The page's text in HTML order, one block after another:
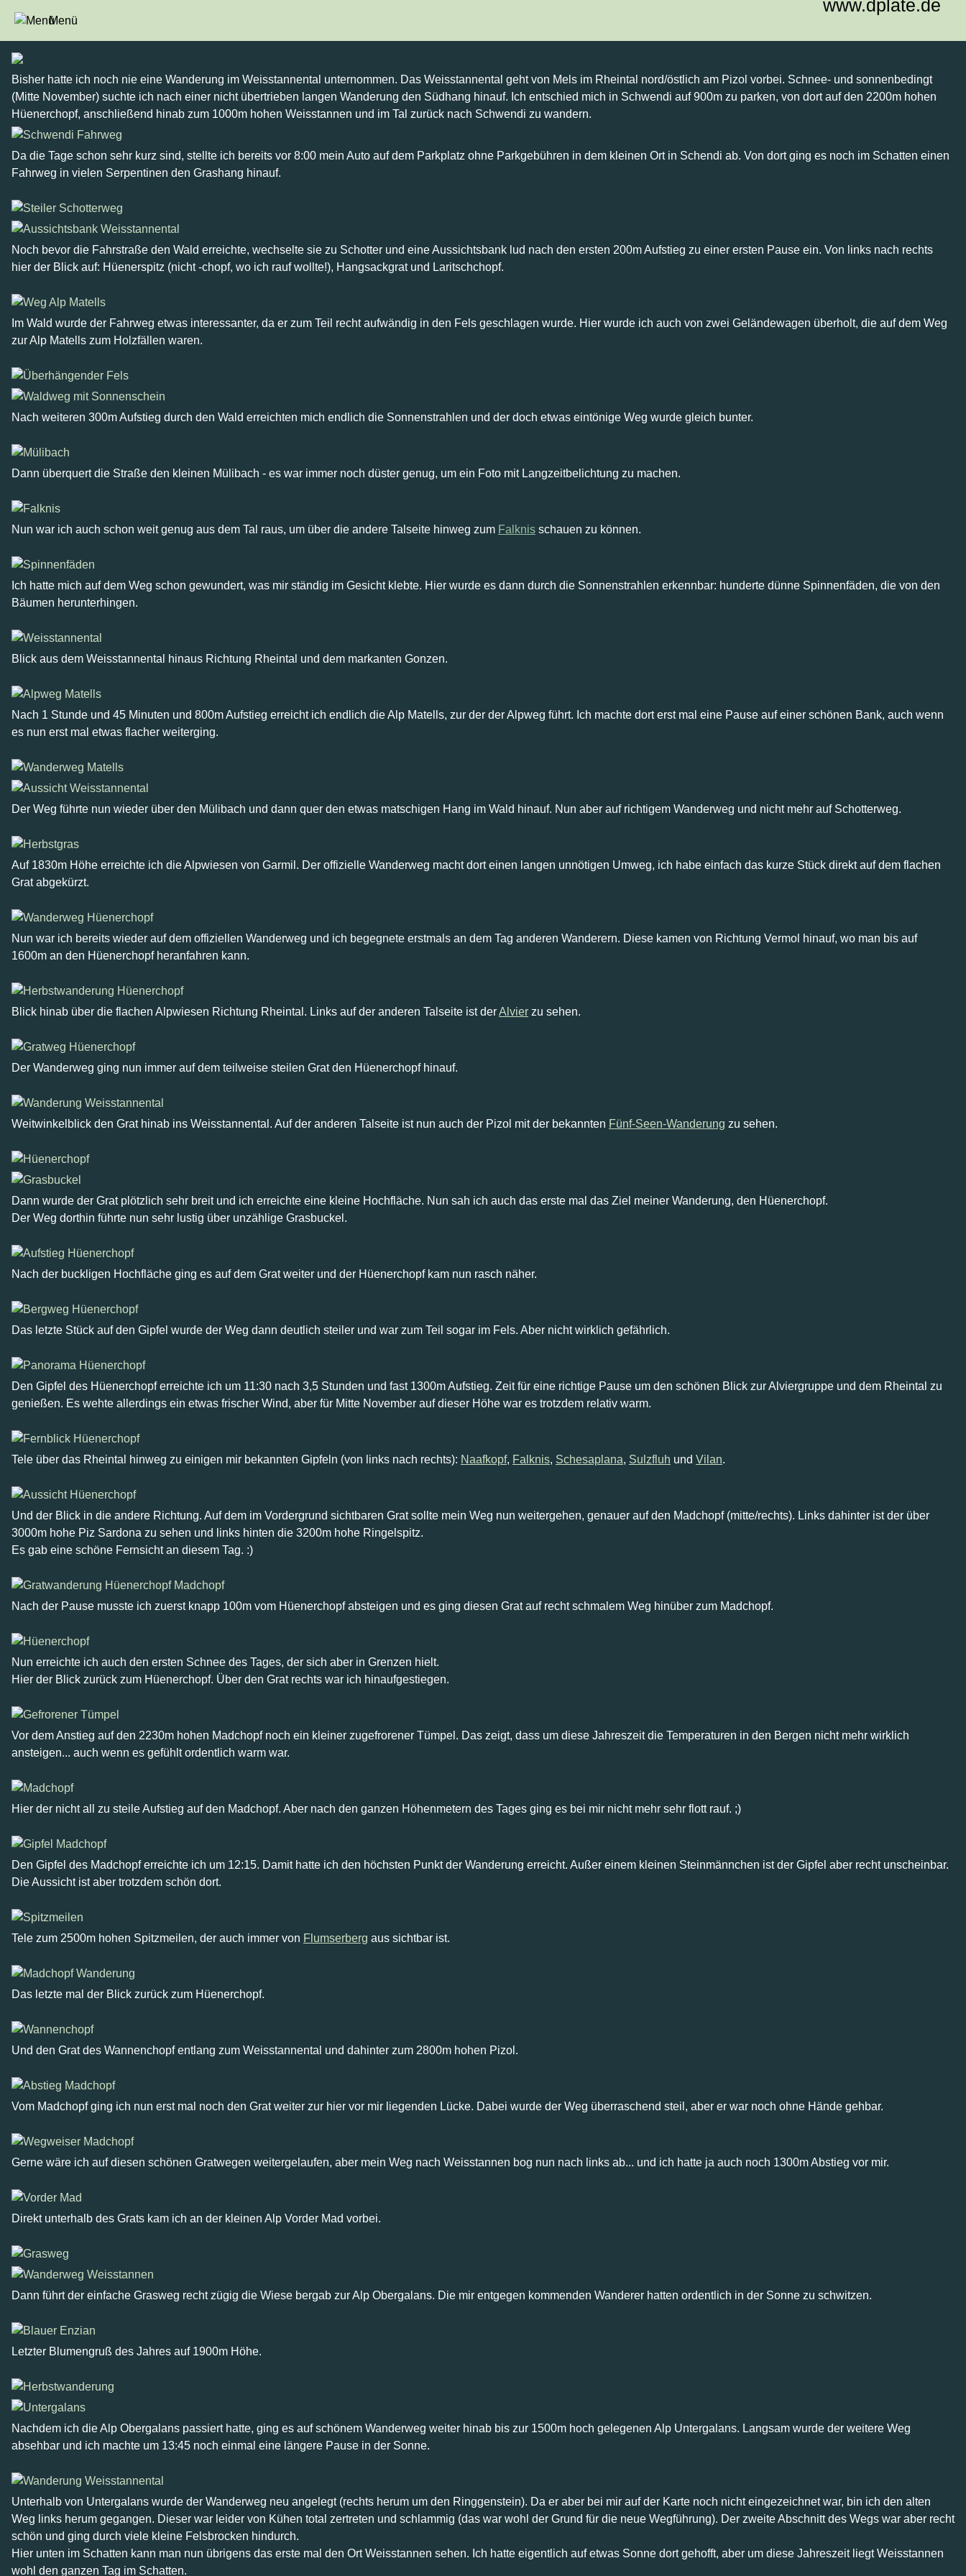
Weisstannental - Hüenerchopf 14.11.2020
Bisher hatte ich noch nie eine Wanderung im Weisstannental unternommen. Das Weisstannental geht von Mels im Rheintal nord/östlich am Pizol vorbei. Schnee- und sonnenbedingt
(Mitte November) suchte ich nach einer nicht übertrieben langen Wanderung den Südhang hinauf. Ich entschied mich in Schwendi auf 900m zu parken, von dort auf den 2200m hohen
Hüenerchopf, anschließend hinab zum 1000m hohen Weisstannen und im Tal zurück nach Schwendi zu wandern.
Da die Tage schon sehr kurz sind, stellte ich bereits vor 8:00 mein Auto auf dem Parkplatz ohne Parkgebühren in dem kleinen Ort in Schendi ab. Von dort ging es noch im Schatten einen
Fahrweg in vielen Serpentinen den Grashang hinauf.
Noch bevor die Fahrstraße den Wald erreichte, wechselte sie zu Schotter und eine Aussichtsbank lud nach den ersten 200m Aufstieg zu einer ersten Pause ein. Von links nach rechts
hier der Blick auf: Hüenerspitz (nicht-chopf, wo ich rauf wollte!), Hangsackgrat und Laritschchopf.
Im Wald wurde der Fahrweg etwas interessanter, da er zum Teil recht aufwändig in den Fels geschlagen wurde. Hier wurde ich auch von zwei Geländewagen überholt, die auf dem Weg
zur Alp Matells zum Holzfällen waren.
Nach weiteren 300m Aufstieg durch den Wald erreichten mich endlich die Sonnenstrahlen und der doch etwas eintönige Weg wurde gleich bunter.
Dann überquert die Straße den kleinen Mülibach - es war immer noch düster genug, um ein Foto mit Langzeitbelichtung zu machen.
Nun war ich auch schon weit genug aus dem Tal raus, um über die andere Talseite hinweg zum Falknis schauen zu können.
Ich hatte mich auf dem Weg schon gewundert, was mir ständig im Gesicht klebte. Hier wurde es dann durch die Sonnenstrahlen erkennbar: hunderte dünne Spinnenfäden, die von den
Bäumen herunterhingen.
Blick aus dem Weisstannental hinaus Richtung Rheintal und dem markanten Gonzen.
Nach 1 Stunde und 45 Minuten und 800m Aufstieg erreicht ich endlich die Alp Matells, zur der der Alpweg führt. Ich machte dort erst mal eine Pause auf einer schönen Bank, auch wenn
es nun erst mal etwas flacher weiterging.
Der Weg führte nun wieder über den Mülibach und dann quer den etwas matschigen Hang im Wald hinauf. Nun aber auf richtigem Wanderweg und nicht mehr auf Schotterweg.
Auf 1830m Höhe erreichte ich die Alpwiesen von Garmil. Der offizielle Wanderweg macht dort einen langen unnötigen Umweg, ich habe einfach das kurze Stück direkt auf dem flachen
Grat abgekürzt.
Nun war ich bereits wieder auf dem offiziellen Wanderweg und ich begegnete erstmals an dem Tag anderen Wanderern. Diese kamen von Richtung Vermol hinauf, wo man bis auf
1600m an den Hüenerchopf heranfahren kann.
Blick hinab über die flachen Alpwiesen Richtung Rheintal. Links auf der anderen Talseite ist derAlvier zu sehen.
Der Wanderweg ging nun immer auf dem teilweise steilen Grat den Hüenerchopf hinauf.
Weitwinkelblick den Grat hinab ins Weisstannental. Auf der anderen Talseite ist nun auch der Pizol mit der bekannten Fünf-Seen-Wanderung zu sehen.
Dann wurde der Grat plötzlich sehr breit und ich erreichte eine kleine Hochfläche. Nun sah ich auch das erste mal das Ziel meiner Wanderung, den Hüenerchopf.
Der Weg dorthin führte nun sehr lustig über unzählige Grasbuckel.
Nach der buckligen Hochfläche ging es auf dem Grat weiter und der Hüenerchopf kam nun rasch näher.
Das letzte Stück auf den Gipfel wurde der Weg dann deutlich steiler und war zum Teil sogar im Fels. Aber nicht wirklich gefährlich.
Den Gipfel des Hüenerchopf erreichte ich um 11:30 nach 3,5 Stunden und fast 1300m Aufstieg. Zeit für eine richtige Pause um den schönen Blick zur Alviergruppe und dem Rheintal zu
genießen. Es wehte allerdings ein etwas frischer Wind, aber für Mitte November auf dieser Höhe war es trotzdem relativ warm.
Tele über das Rheintal hinweg zu einigen mir bekannten Gipfeln (von links nach rechts): Naafkopf, Falknis, Schesaplana, Sulzfluh und Vilan.
Und der Blick in die andere Richtung. Auf dem im Vordergrund sichtbaren Grat sollte mein Weg nun weitergehen, genauer auf den Madchopf (mitte/rechts). Links dahinter ist der über
3000m hohe Piz Sardona zu sehen und links hinten die 3200m hohe Ringelspitz.
Es gab eine schöne Fernsicht an diesem Tag. :)
Nach der Pause musste ich zuerst knapp 100m vom Hüenerchopf absteigen und es ging diesen Grat auf recht schmalem Weg hinüber zum Madchopf.
Nun erreichte ich auch den ersten Schnee des Tages, der sich aber in Grenzen hielt.
Hier der Blick zurück zum Hüenerchopf. Über den Grat rechts war ich hinaufgestiegen.
Vor dem Anstieg auf den 2230m hohen Madchopf noch ein kleiner zugefrorener Tümpel. Das zeigt, dass um diese Jahreszeit die Temperaturen in den Bergen nicht mehr wirklich
ansteigen... auch wenn es gefühlt ordentlich warm war.
Hier der nicht all zu steile Aufstieg auf den Madchopf. Aber nach den ganzen Höhenmetern des Tages ging es bei mir nicht mehr sehr flott rauf. ;)
Den Gipfel des Madchopf erreichte ich um 12:15. Damit hatte ich den höchsten Punkt der Wanderung erreicht. Außer einem kleinen Steinmännchen ist der Gipfel aber recht unscheinbar.
Die Aussicht ist aber trotzdem schön dort.
Tele zum 2500m hohen Spitzmeilen, der auch immer von Flumserberg aus sichtbar ist.
Das letzte mal der Blick zurück zum Hüenerchopf.
Und den Grat des Wannenchopf entlang zum Weisstannental und dahinter zum 2800m hohen Pizol.
Vom Madchopf ging ich nun erst mal noch den Grat weiter zur hier vor mir liegenden Lücke. Dabei wurde der Weg überraschend steil, aber er war noch ohne Hände gehbar.
Gerne wäre ich auf diesen schönen Gratwegen weitergelaufen, aber mein Weg nach Weisstannen bog nun nach links ab... und ich hatte ja auch noch 1300m Abstieg vor mir.
Direkt unterhalb des Grats kam ich an der kleinen Alp Vorder Mad vorbei.
Dann führt der einfache Grasweg recht zügig die Wiese bergab zur Alp Obergalans. Die mir entgegen kommenden Wanderer hatten ordentlich in der Sonne zu schwitzen.
Letzter Blumengruß des Jahres auf 1900m Höhe.
Nachdem ich die Alp Obergalans passiert hatte, ging es auf schönem Wanderweg weiter hinab bis zur 1500m hoch gelegenen Alp Untergalans. Langsam wurde der weitere Weg
absehbar und ich machte um 13:45 noch einmal eine längere Pause in der Sonne.
Unterhalb von Untergalans wurde der Wanderweg neu angelegt (rechts herum um den Ringgenstein). Da er aber bei mir auf der Karte noch nicht eingezeichnet war, bin ich den alten
Weg links herum gegangen. Dieser war leider von Kühen total zertreten und schlammig (das war wohl der Grund für die neue Wegführung). Der zweite Abschnitt des Wegs war aber recht
schön und ging durch viele kleine Felsbrocken hindurch.
Hier unten im Schatten kann man nun übrigens das erste mal den Ort Weisstannen sehen. Ich hatte eigentlich auf etwas Sonne dort gehofft, aber um diese Jahreszeit liegt Weisstannen
wohl den ganzen Tag im Schatten.
Menü
www.dplate.de